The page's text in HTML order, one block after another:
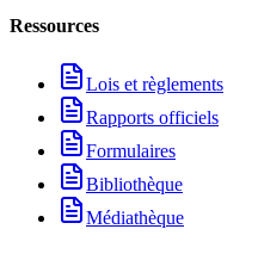
Ressources
Lois et règlements
Rapports officiels
Formulaires
Bibliothèque
Médiathèque